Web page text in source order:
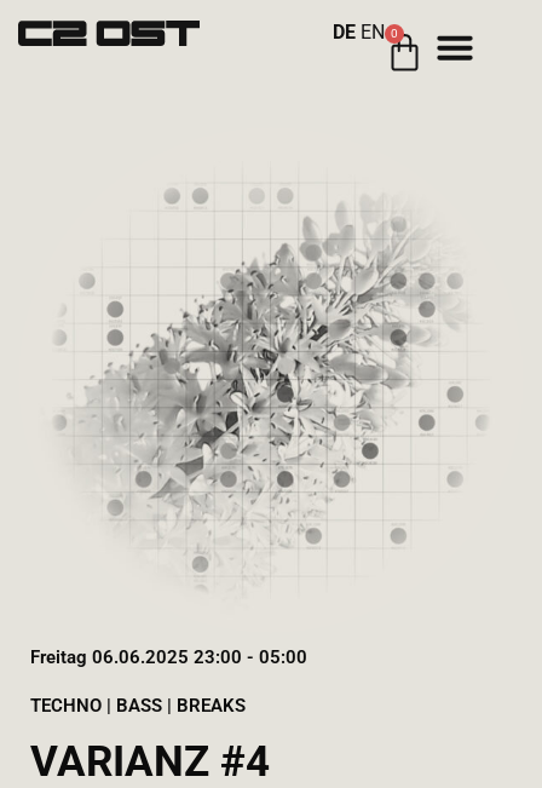
DE EN 0
Freitag 06.06.2025 23:00 - 05:00
TECHNO | BASS | BREAKS
VARIANZ #4